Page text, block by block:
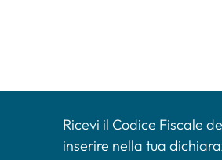
Ricevi il Codice Fiscale
inserire nella tua